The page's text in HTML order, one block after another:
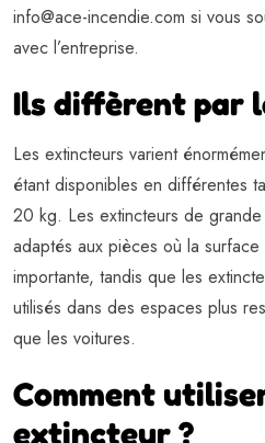
info@ace-incendie.com si vous
avec l’entreprise.
Ils diffèrent par
Les extincteurs varient
étant disponibles en différentes
20 kg. Les extincteurs de
adaptés aux pièces où la
importante, tandis que les
utilisés dans des espaces plus
que les voitures.
Comment
extincteur ?